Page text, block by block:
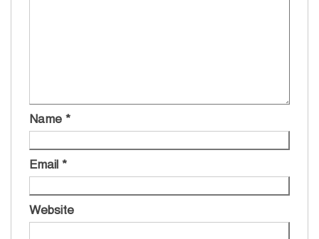
Name *
Email *
Website